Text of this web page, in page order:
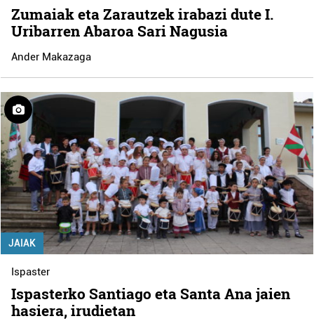
Zumaiak eta Zarautzek irabazi dute I.
Uribarren Abaroa Sari Nagusia
Ander Makazaga
JAIAK
Ispaster
Ispasterko Santiago eta Santa Ana jaien
hasiera, irudietan